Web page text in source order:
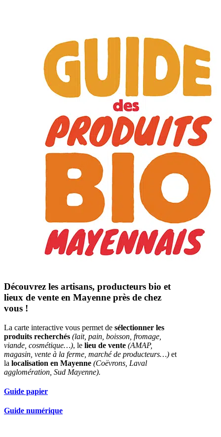
Découvrez les artisans, producteurs bio et
lieux de vente en Mayenne près de chez
vous !
La carte interactive vous permet de sélectionner les
produits recherchés (lait, pain, boisson, fromage,
viande, cosmétique…), le lieu de vente (AMAP,
magasin, vente à la ferme, marché de producteurs…) et
la localisation en Mayenne (Coëvrons, Laval
agglomération, Sud Mayenne).
Guide papier
Guide numérique